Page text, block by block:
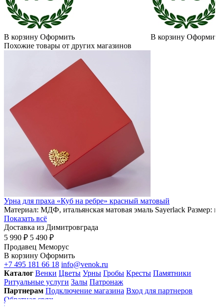
В корзину Оформить В корзину
Похожие товары от других магазинов
Урна для праха «Куб на ребре» красный матовый
Материал: МДФ, итальянская матовая эмаль Sayerlack
Показать всё
Доставка из Димитровграда
5 990 ₽ 5 490 ₽
Продавец Меморус
В корзину Оформить
+7 495 181 66 18 info@venok.ru
Каталог Венки Цветы Урны Гробы Кресты Памятники
Ритуальные услуги Залы Патронаж
Партнерам Подключение магазина Вход для партнеров
Обратная связь